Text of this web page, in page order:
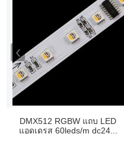
DMX512 RGBW แถบ LED
แอดเดรส 60leds/m dc24...